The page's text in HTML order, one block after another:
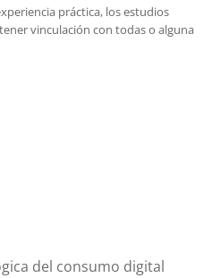
práctica, los estudios
vinculación con todas o alguna
del consumo digital